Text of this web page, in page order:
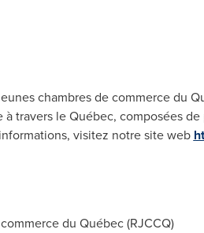
chambres de commerce du
travers le Québec, composées
visitez notre site web
du Québec (RJCCQ)